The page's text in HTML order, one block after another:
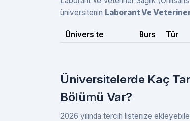
üniversitenin Laborant Ve
Üniversite Burs Tür
Üniversitelerde Kaç
Bölümü Var?
2026 yılında tercih listenize